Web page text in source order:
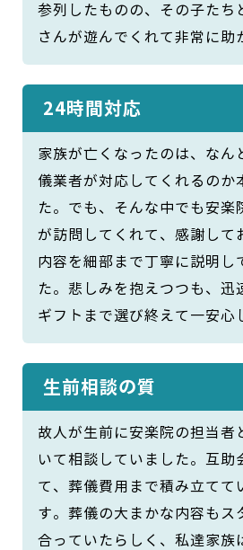
参列したものの、その子たち
さんが遊んでくれて非常に助
24時間対応
家族が亡くなったのは、なん
儀業者が対応してくれるのか
た。でも、そんな中でも安楽
が訪問してくれて、感謝して
内容を細部まで丁寧に説明し
た。悲しみを抱えつつも、迅
ギフトまで選び終えて一安心
生前相談の質
故人が生前に安楽院の担当者
いて相談していました。互助
て、葬儀費用まで積み立てて
す。葬儀の大まかな内容もス
合っていたらしく、私達家族